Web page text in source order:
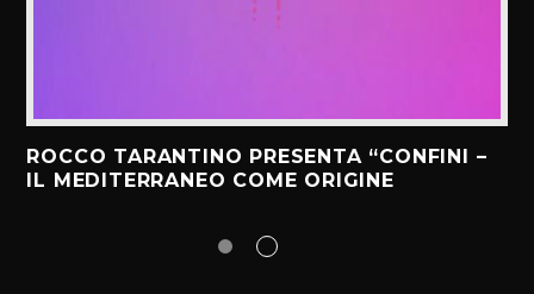
ROCCO TARANTINO PRESENTA “CONFINI –
IL MEDITERRANEO COME ORIGINE